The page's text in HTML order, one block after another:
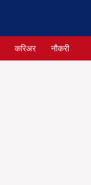
करिअर नौकरी